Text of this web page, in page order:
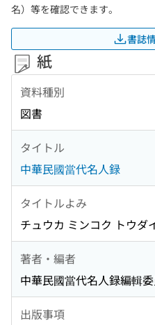
名）等を確認できます。
書誌
紙
資料種別
図書
タイトル
中華民國當代名人録
タイトルよみ
チュウカ ミンコク トウダ
著者・編者
中華民國當代名人録編輯
出版事項